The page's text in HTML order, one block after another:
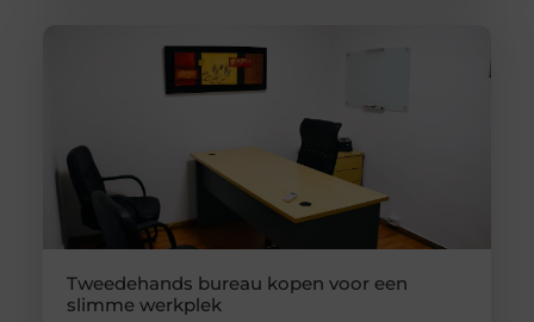
Tweedehands bureau kopen voor een
slimme werkplek